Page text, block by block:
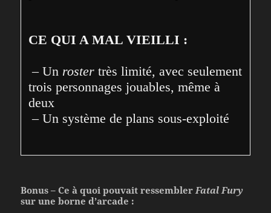
CE QUI A MAL VIEILLI :
– Un roster très limité, avec seulement
trois personnages jouables, même à
deux
– Un système de plans sous-exploité
Bonus – Ce à quoi pouvait ressemblerFatal Fury
sur une borne d’arcade :